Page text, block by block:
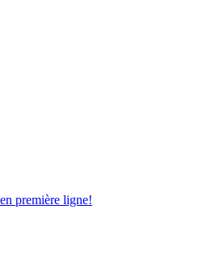
première ligne!